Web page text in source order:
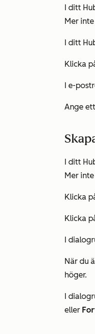
I ditt
Mer
I ditt
Klicka
I e-
Ange ett
I ditt
Mer
Klicka
Klicka
I
När du
höger.
I
eller